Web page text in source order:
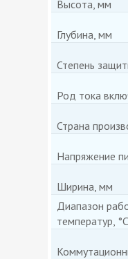
Высота, мм
Глубина, мм
Степень
Род тока
Страна
Напряжение
Ширина, мм
Диапазон
температур, °C